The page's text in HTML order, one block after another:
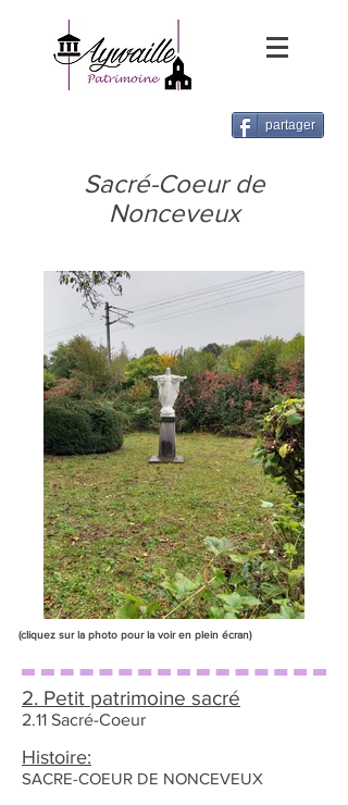
partager
Sacré-Coeur de
Nonceveux
(cliquez sur la photo pour la voir en plein écran)
2. Petit patrimoine sacré
2.11 Sacré-Coeur
Histoire:
SACRE-COEUR DE NONCEVEUX